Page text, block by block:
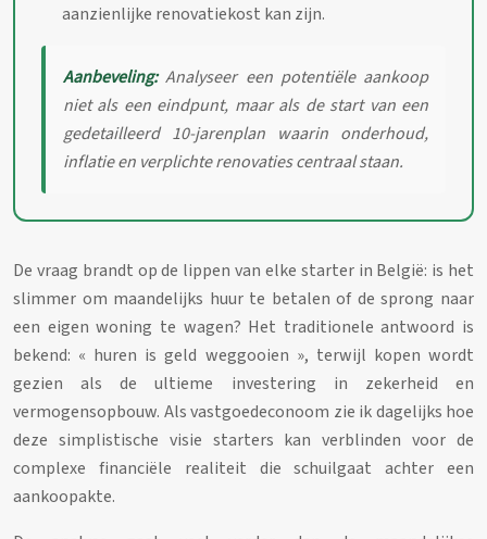
aanzienlijke renovatiekost kan zijn.
Aanbeveling:Analyseer een potentiële aankoop
niet als een eindpunt, maar als de start van een
gedetailleerd 10-jarenplan waarin onderhoud,
inflatie en verplichte renovaties centraal staan.
De vraag brandt op de lippen van elke starter in België: is het
slimmer om maandelijks huur te betalen of de sprong naar
een eigen woning te wagen? Het traditionele antwoord is
bekend: « huren is geld weggooien », terwijl kopen wordt
gezien als de ultieme investering in zekerheid en
vermogensopbouw. Als vastgoedeconoom zie ik dagelijks hoe
deze simplistische visie starters kan verblinden voor de
complexe financiële realiteit die schuilgaat achter een
aankoopakte.